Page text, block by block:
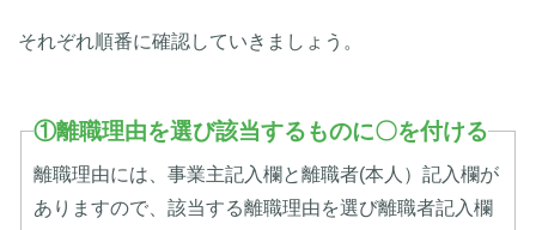
それぞれ順番に確認していきましょう。
①離職理由を選び該当するものに〇を付ける
離職理由には、事業主記入欄と離職者(本人）記入欄が
ありますので、該当する離職理由を選び離職者記入欄